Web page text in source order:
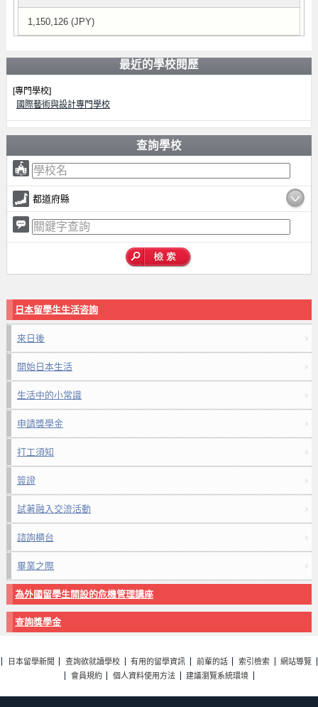
1,150,126 (JPY)
最近的學校閱歷
[專門學校]
國際藝術與設計專門學校
查詢學校
都道府縣
日本留學生生活咨詢
來日後
開始日本生活
生活中的小常識
申請獎學金
打工須知
簽證
試著融入交流活動
諮詢櫃台
畢業之際
為外國留學生開設的危機管理講座
查詢獎學金
日本留學新聞 查詢欲就讀學校 有用的留學資訊 前輩的話 索引檢索
網站導覽
會員規約
個人資料使用方法 建議瀏覽系統環境